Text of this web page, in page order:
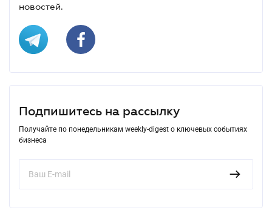
новостей.
Подпишитесь на рассылку
Получайте по понедельникам weekly-digest о ключевых событиях
бизнеса